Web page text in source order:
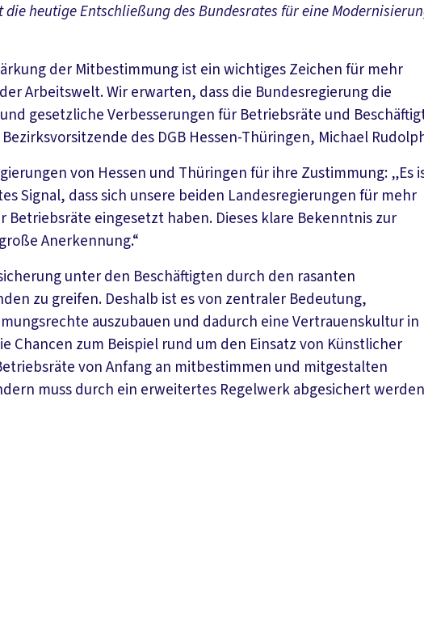
heutige Entschließung des Bundesrates für eine
der Mitbestimmung ist ein wichtiges Zeichen für mehr
Arbeitswelt. Wir erwarten, dass die Bundesregierung die
gesetzliche Verbesserungen für Betriebsräte und
des DGB Hessen-Thüringen, Michael
von Hessen und Thüringen für ihre Zustimmung: „Es
Signal, dass sich unsere beiden Landesregierungen für mehr
eingesetzt haben. Dieses klare Bekenntnis zur
Anerkennung.“
unter den Beschäftigten durch den rasanten
zu greifen. Deshalb ist es von zentraler Bedeutung,
auszubauen und dadurch eine Vertrauenskultur in
Chancen zum Beispiel rund um den Einsatz von Künstlicher
von Anfang an mitbestimmen und mitgestalten
muss durch ein erweitertes Regelwerk abgesichert